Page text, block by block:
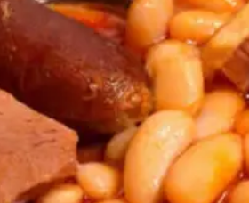
INSCREVER